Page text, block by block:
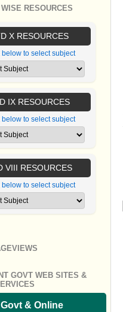
RESOURCES
X RESOURCES
below to select subject
IX RESOURCES
below to select subject
VIII RESOURCES
below to select subject
GOVT WEB SITES &
& Online